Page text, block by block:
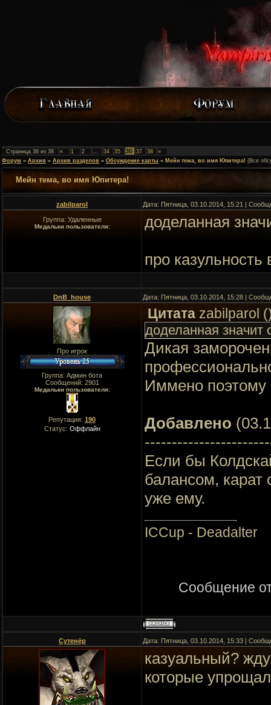
Страница 36 из 38 « 1 2 … 34 35 36 37 38
»
Форум » Архив » Архив разделов » Обсуждение карты » Мейн тема, во имя Юпитера! (Все
Мейн тема, во имя Юпитера!
zabilparol Дата: Пятница, 03.10.2014, 15:21 |
Группа: Удаленные
Медальки пользователя: доделанная
про казульность
DnB_house Дата: Пятница, 03.10.2014, 15:28 |
Про игрок
Группа: Админ бота
Сообщений: 2901
Медальки пользователя:
Репутация: 190
Статус: Оффлайн
Цитата zabilparol (
доделанная значит
Дикая
Иммено поэтому
Добавлено
Если бы
балансом,
уже ему.
ICCup - Deadalter
Сообщение
Сутенёр Дата: Пятница, 03.10.2014, 15:33 |
казуальный?
которые